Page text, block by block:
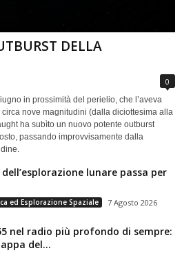
DELLA
0
in prossimità del perielio, che l’aveva
nove magnitudini (dalla diciottesima alla
ha subìto un nuovo potente outburst
passando improvvisamente dalla
lunare passa per
ed Esplorazione Spaziale 7 Agosto 2026
nel radio più profondo di sempre:
del...